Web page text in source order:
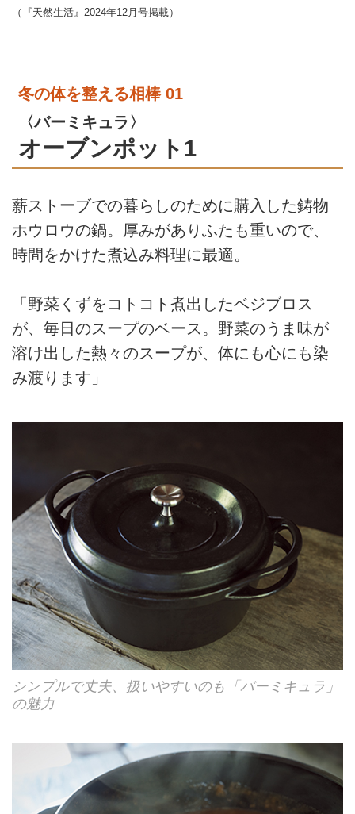
（『天然生活』2024年12月号掲載）
冬の体を整える相棒 01
〈バーミキュラ〉
オーブンポット1
薪ストーブでの暮らしのために購入した鋳物
ホウロウの鍋。厚みがありふたも重いので、
時間をかけた煮込み料理に最適。
「野菜くずをコトコト煮出したベジブロス
が、毎日のスープのベース。野菜のうま味が
溶け出した熱々のスープが、体にも心にも染
み渡ります」
シンプルで丈夫、扱いやすいのも「バーミキュラ」
の魅力